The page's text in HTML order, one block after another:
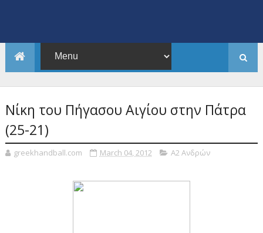
Nίκη του Πήγασου Αιγίου στην Πάτρα
(25-21)
greekhandball.com March 04, 2012 Α2 Ανδρών